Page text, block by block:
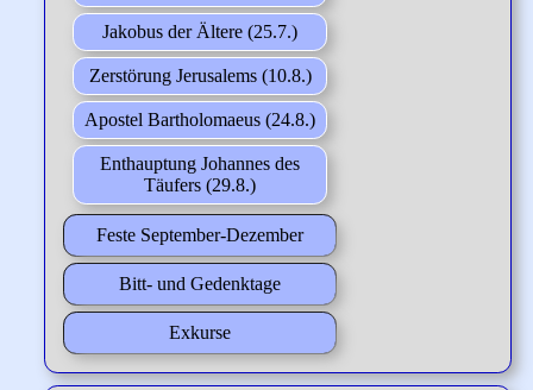
Jakobus der Ältere (25.7.)
Zerstörung Jerusalems (10.8.)
Apostel Bartholomaeus (24.8.)
Enthauptung Johannes des
Täufers (29.8.)
Feste September-Dezember
Bitt- und Gedenktage
Exkurse